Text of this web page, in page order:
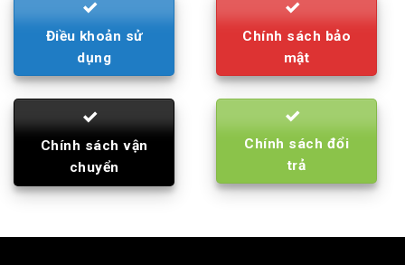
Điều khoản sử
dụng
Chính sách bảo
mật
Chính sách vận
chuyển
Chính sách đổi
trả